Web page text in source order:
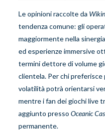
Le opinioni raccolte da
tendenza comune: gli
maggiormente nella
ed esperienze immersive
termini de​tto​re ​di volume
clientela.​ Per chi
volatilità potrà orientarsi
mentre i fan dei giochi live
aggiunto presso Oceanic
permanente.​